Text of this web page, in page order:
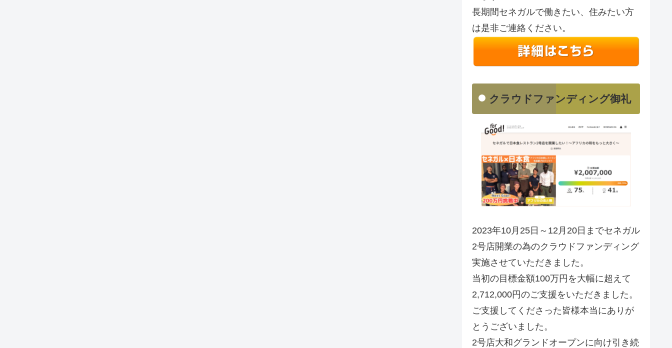
長期間セネガルで働きたい、住みたい方
は是非ご連絡ください。
クラウドファンディング御礼
2023年10月25日～12月20日までセネガル
2号店開業の為のクラウドファンディング
実施させていただきました。
当初の目標金額100万円を大幅に超えて
2,712,000円のご支援をいただきました。
ご支援してくださった皆様本当にありが
とうございました。
2号店大和グランドオープンに向け引き続